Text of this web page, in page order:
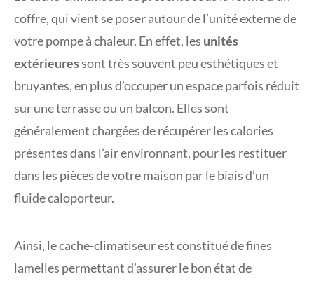
coffre, qui vient se poser autour de l’unité externe de
votre pompe à chaleur. En effet, les unités
extérieuressont très souvent peu esthétiques et
bruyantes, en plus d’occuper un espace parfois réduit
sur une terrasse ou un balcon. Elles sont
généralement chargées de récupérer les calories
présentes dans l’air environnant, pour les restituer
dans les pièces de votre maison par le biais d’un
fluide caloporteur.
Ainsi, le cache-climatiseur est constitué de fines
lamelles permettant d’assurer le bon état de